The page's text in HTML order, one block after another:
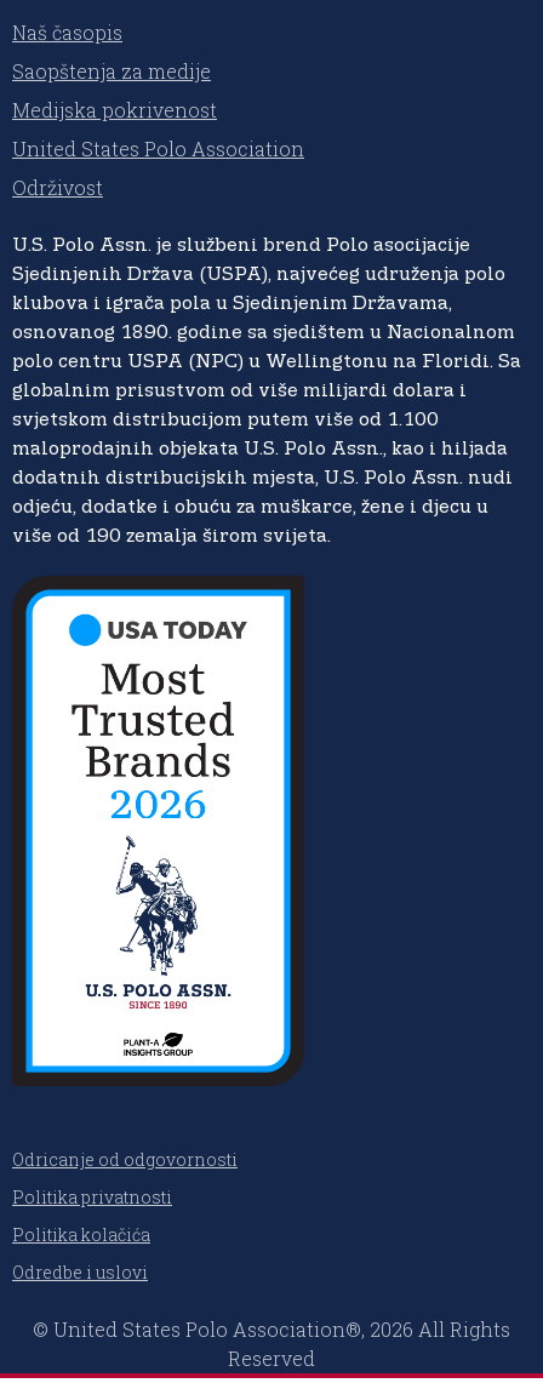
Naš časopis
Saopštenja za medije
Medijska pokrivenost
United States Polo Association
Održivost
U.S. Polo Assn. je službeni brend Polo asocijacije
Sjedinjenih Država (USPA), najvećeg udruženja polo
klubova i igrača pola u Sjedinjenim Državama,
osnovanog 1890. godine sa sjedištem u Nacionalnom
polo centru USPA (NPC) u Wellingtonu na Floridi. Sa
globalnim prisustvom od više milijardi dolara i
svjetskom distribucijom putem više od 1.100
maloprodajnih objekata U.S. Polo Assn., kao i hiljada
dodatnih distribucijskih mjesta, U.S. Polo Assn. nudi
odjeću, dodatke i obuću za muškarce, žene i djecu u
više od 190 zemalja širom svijeta.
Odricanje od odgovornosti
Politika privatnosti
Politika kolačića
Odredbe i uslovi
© United States Polo Association®, 2026 All Rights
Reserved